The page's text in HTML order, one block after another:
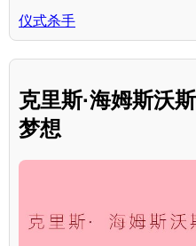
仪式杀手
克里斯·海姆斯沃
梦想